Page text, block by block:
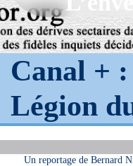
Canal +
Légion
Un reportage de Bernard